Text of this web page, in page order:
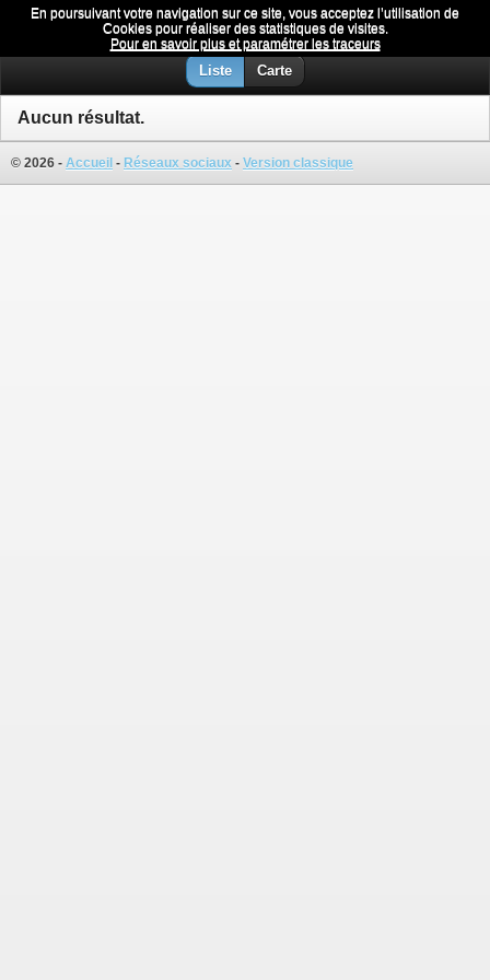
En poursuivant votre navigation sur ce site, vous acceptez l’utilisation de
Cookies pour réaliser des statistiques de visites.
Pour en savoir plus et paramétrer les traceurs
Aluminium Menu
Liste Carte
Aucun résultat.
© 2026 - Accueil - Réseaux sociaux - Version classique